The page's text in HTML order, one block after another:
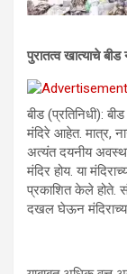
पुरातत्व खात्याचे
बीड (प्रतिनिधी):
मंदिरे आहेत. मात्र,
अत्यंत दयनीय
मंदिर होय. या
प्रकाशित केले होते.
दखल घेऊन